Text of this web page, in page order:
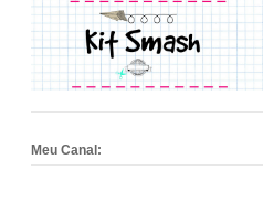
Meu Canal: